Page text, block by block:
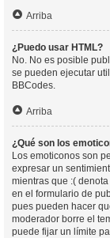
Arriba
¿Puedo usar HTML?
No. No es posible
se pueden ejecutar
BBCodes.
Arriba
¿Qué son los
Los emoticonos son
expresar un
mientras que :(
en el formulario de
pues pueden hacer
moderador borre el
puede fijar un límite